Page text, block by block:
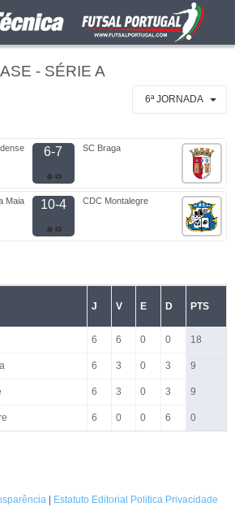
- SÉRIE A
6ª JORNADA
6-7 SC Braga
Maia 10-4 CDC Montalegre
J V E D PTS
6 6 0 0 18
6 3 0 3 9
6 3 0 3 9
6 0 0 6 0
| Estatuto Editorial Politica Privacidade